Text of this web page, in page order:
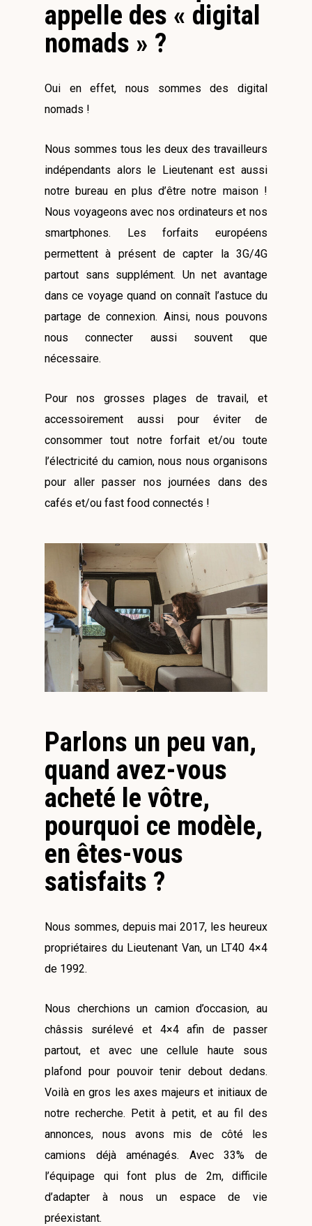
appelle des « digital
nomads » ?
Oui en effet, nous sommes des digital
nomads !
Nous sommes tous les deux des travailleurs
indépendants alors le Lieutenant est aussi
notre bureau en plus d’être notre maison !
Nous voyageons avec nos ordinateurs et nos
smartphones. Les forfaits européens
permettent à présent de capter la 3G/4G
partout sans supplément. Un net avantage
dans ce voyage quand on connaît l’astuce du
partage de connexion. Ainsi, nous pouvons
nous connecter aussi souvent que
nécessaire.
Pour nos grosses plages de travail, et
accessoirement aussi pour éviter de
consommer tout notre forfait et/ou toute
l’électricité du camion, nous nous organisons
pour aller passer nos journées dans des
cafés et/ou fast food connectés !
Parlons un peu van,
quand avez-vous
acheté le vôtre,
pourquoi ce modèle,
en êtes-vous
satisfaits ?
Nous sommes, depuis mai 2017, les heureux
propriétaires du Lieutenant Van, un LT40 4×4
de 1992.
Nous cherchions un camion d’occasion, au
châssis surélevé et 4×4 afin de passer
partout, et avec une cellule haute sous
plafond pour pouvoir tenir debout dedans.
Voilà en gros les axes majeurs et initiaux de
notre recherche. Petit à petit, et au fil des
annonces, nous avons mis de côté les
camions déjà aménagés. Avec 33% de
l’équipage qui font plus de 2m, difficile
d’adapter à nous un espace de vie
préexistant.